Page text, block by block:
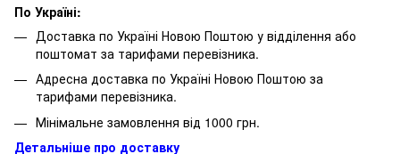
По Україні:
Доставка по Україні Новою Поштою у відділення або
поштомат за тарифами перевізника.
Адресна доставка по Україні Новою Поштою за
тарифами перевізника.
Мінімальне замовлення від 1000 грн.
Детальніше про доставку